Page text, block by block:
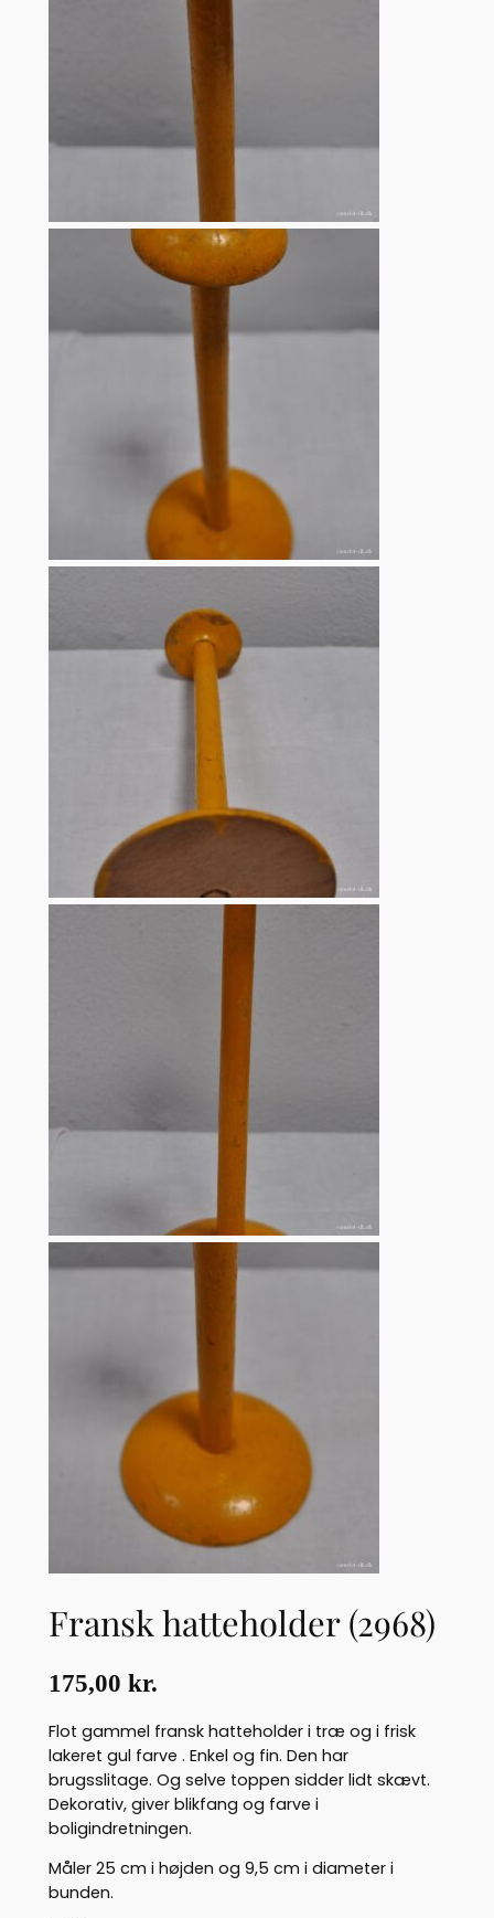
Fransk hatteholder (2968)
175,00 kr.
Flot gammel fransk hatteholder i træ og i frisk
lakeret gul farve . Enkel og fin. Den har
brugsslitage. Og selve toppen sidder lidt skævt.
Dekorativ, giver blikfang og farve i
boligindretningen.
Måler 25 cm i højden og 9,5 cm i diameter i
bunden.